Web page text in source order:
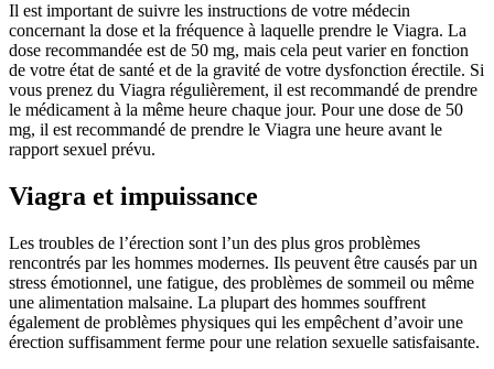
Il est important de suivre les instructions de votre médecin
concernant la dose et la fréquence à laquelle prendre le Viagra. La
dose recommandée est de 50 mg, mais cela peut varier en fonction
de votre état de santé et de la gravité de votre dysfonction érectile. Si
vous prenez du Viagra régulièrement, il est recommandé de prendre
le médicament à la même heure chaque jour. Pour une dose de 50
mg, il est recommandé de prendre le Viagra une heure avant le
rapport sexuel prévu.
Viagra et impuissance
Les troubles de l’érection sont l’un des plus gros problèmes
rencontrés par les hommes modernes. Ils peuvent être causés par un
stress émotionnel, une fatigue, des problèmes de sommeil ou même
une alimentation malsaine. La plupart des hommes souffrent
également de problèmes physiques qui les empêchent d’avoir une
érection suffisamment ferme pour une relation sexuelle satisfaisante.